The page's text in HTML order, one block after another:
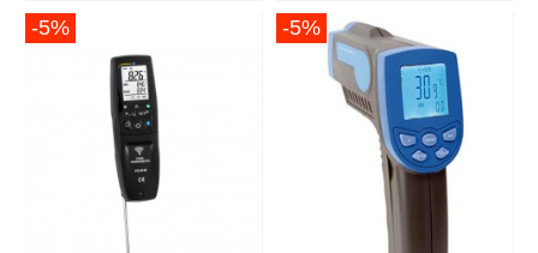
-5% -5%